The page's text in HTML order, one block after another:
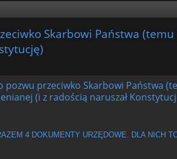
Skarbowi Państwa
pozwu przeciwko Skarbowi Państwa
(i z radością naruszał
4 DOKUMENTY URZĘDOWE. DLA NICH